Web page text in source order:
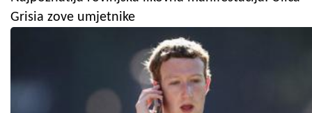
Grisia zove umjetnike